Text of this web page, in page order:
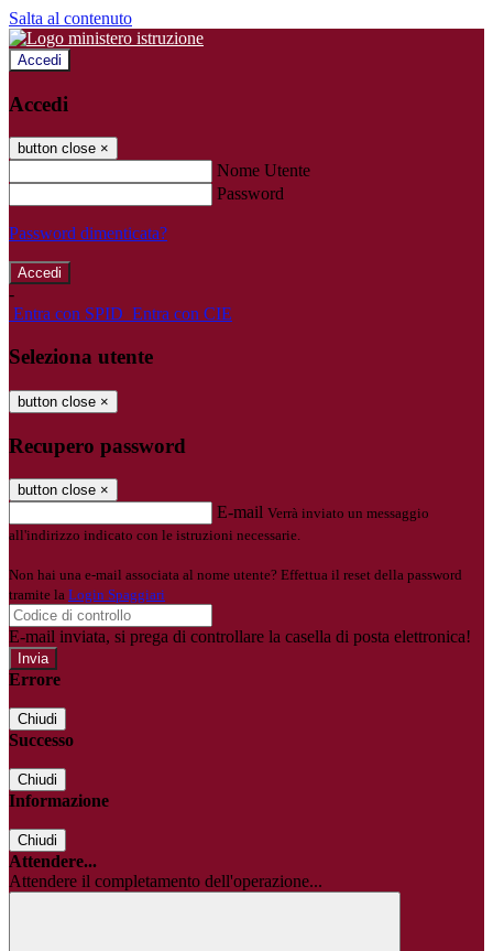
Salta al contenuto
Accedi
Accedi
button close ×
Nome Utente
Password
Password dimenticata?
-
Entra con SPID Entra con CIE
Seleziona utente
button close ×
Recupero password
button close ×
E-mail Verrà inviato un messaggio
all'indirizzo indicato con le istruzioni necessarie.
Non hai una e-mail associata al nome utente? Effettua il reset della password
tramite la Login Spaggiari
E-mail inviata, si prega di controllare la casella di posta elettronica!
Errore
Chiudi
Successo
Chiudi
Informazione
Chiudi
Attendere...
Attendere il completamento dell'operazione...